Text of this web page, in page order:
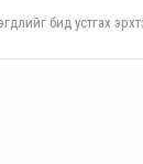
бид устгах